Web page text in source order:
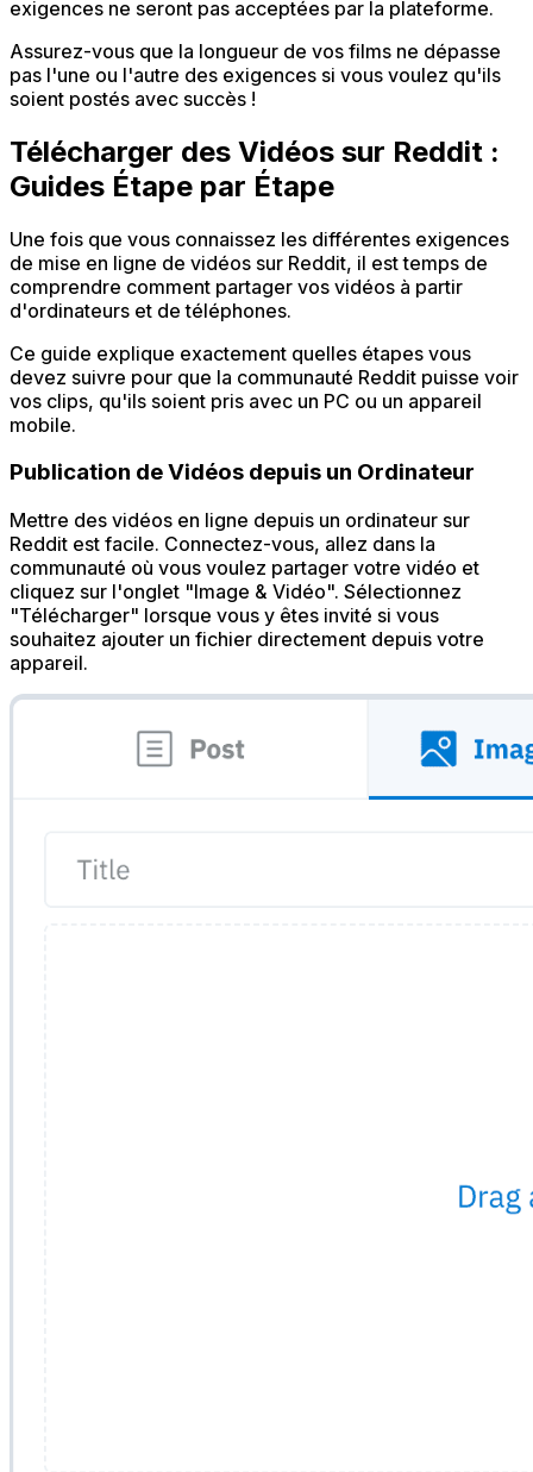
exigences ne seront pas acceptées par la plateforme.
Assurez-vous que la longueur de vos films ne dépasse
pas l'une ou l'autre des exigences si vous voulez qu'ils
soient postés avec succès !
Télécharger des Vidéos sur Reddit :
Guides Étape par Étape
Une fois que vous connaissez les différentes exigences
de mise en ligne de vidéos sur Reddit, il est temps de
comprendre comment partager vos vidéos à partir
d'ordinateurs et de téléphones.
Ce guide explique exactement quelles étapes vous
devez suivre pour que la communauté Reddit puisse voir
vos clips, qu'ils soient pris avec un PC ou un appareil
mobile.
Publication de Vidéos depuis un Ordinateur
Mettre des vidéos en ligne depuis un ordinateur sur
Reddit est facile. Connectez-vous, allez dans la
communauté où vous voulez partager votre vidéo et
cliquez sur l'onglet "Image & Vidéo". Sélectionnez
"Télécharger" lorsque vous y êtes invité si vous
souhaitez ajouter un fichier directement depuis votre
appareil.